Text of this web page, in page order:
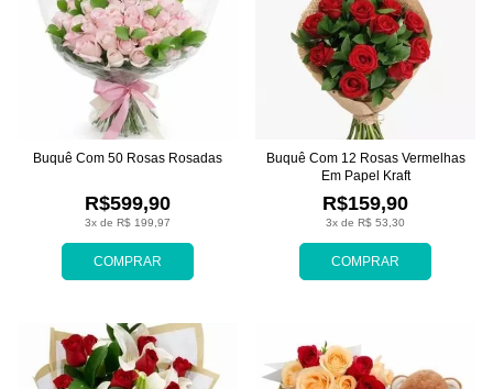
COMPRAR
3x de R$ 199,97
R$599,90
Buquê Com 50 Rosas Rosadas
COMPRAR
3x de R$ 53,30
R$159,90
Buquê Com 12 Rosas Vermelhas
Em Papel Kraft